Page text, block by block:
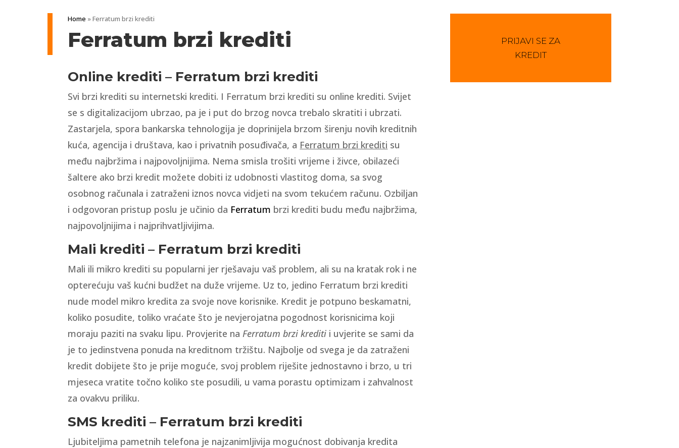
Home »Ferratum brzi krediti
Ferratum brzi krediti
Online krediti – Ferratum brzi krediti
Svi brzi krediti su internetski krediti. I Ferratum brzi krediti su online krediti. Svijet
se s digitalizacijom ubrzao, pa je i put do brzog novca trebalo skratiti i ubrzati.
Zastarjela, spora bankarska tehnologija je doprinijela brzom širenju novih kreditnih
kuća, agencija i društava, kao i privatnih posuđivača, a Ferratum brzi krediti su
među najbržima i najpovoljnijima. Nema smisla trošiti vrijeme i živce, obilazeći
šaltere ako brzi kredit možete dobiti iz udobnosti vlastitog doma, sa svog
osobnog računala i zatraženi iznos novca vidjeti na svom tekućem računu. Ozbiljan
i odgovoran pristup poslu je učinio da Ferratum brzi krediti budu među najbržima,
najpovoljnijima i najprihvatljivijima.
Mali krediti – Ferratum brzi krediti
Mali ili mikro krediti su popularni jer rješavaju vaš problem, ali su na kratak rok i ne
opterećuju vaš kućni budžet na duže vrijeme. Uz to, jedino Ferratum brzi krediti
nude model mikro kredita za svoje nove korisnike. Kredit je potpuno beskamatni,
koliko posudite, toliko vraćate što je nevjerojatna pogodnost korisnicima koji
moraju paziti na svaku lipu. Provjerite naFerratum brzi krediti i uvjerite se sami da
je to jedinstvena ponuda na kreditnom tržištu. Najbolje od svega je da zatraženi
kredit dobijete što je prije moguće, svoj problem riješite jednostavno i brzo, u tri
mjeseca vratite točno koliko ste posudili, u vama porastu optimizam i zahvalnost
za ovakvu priliku.
SMS krediti – Ferratum brzi krediti
Ljubiteljima pametnih telefona je najzanimljivija mogućnost dobivanja kredita
PRIJAVI SE ZA
KREDIT